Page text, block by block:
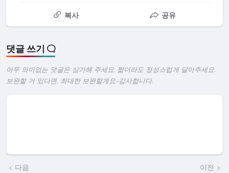
복사 공유
댓글 쓰기
아무 의미없는 댓글은 삼가해 주세요. 짧더라도 정성스럽게 달아주세요.
보완할 거 있다면, 최대한 보완할게요~감사합니다.
다음 이전